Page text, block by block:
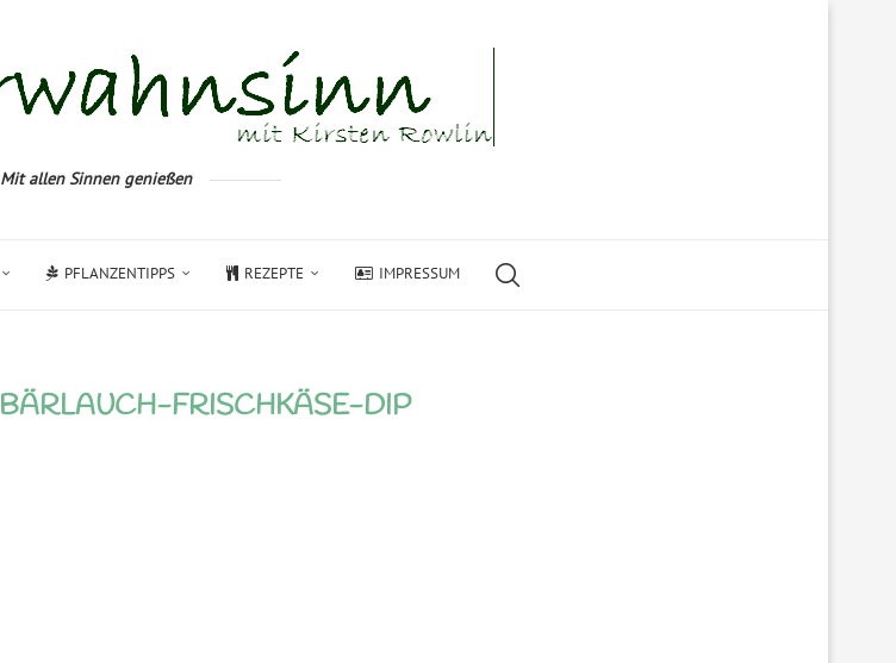
Mit allen Sinnen genießen
PFLANZENTIPPS REZEPTE IMPRESSUM
BÄRLAUCH-FRISCHKÄSE-DIP